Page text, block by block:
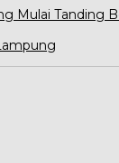
Mulai Tanding